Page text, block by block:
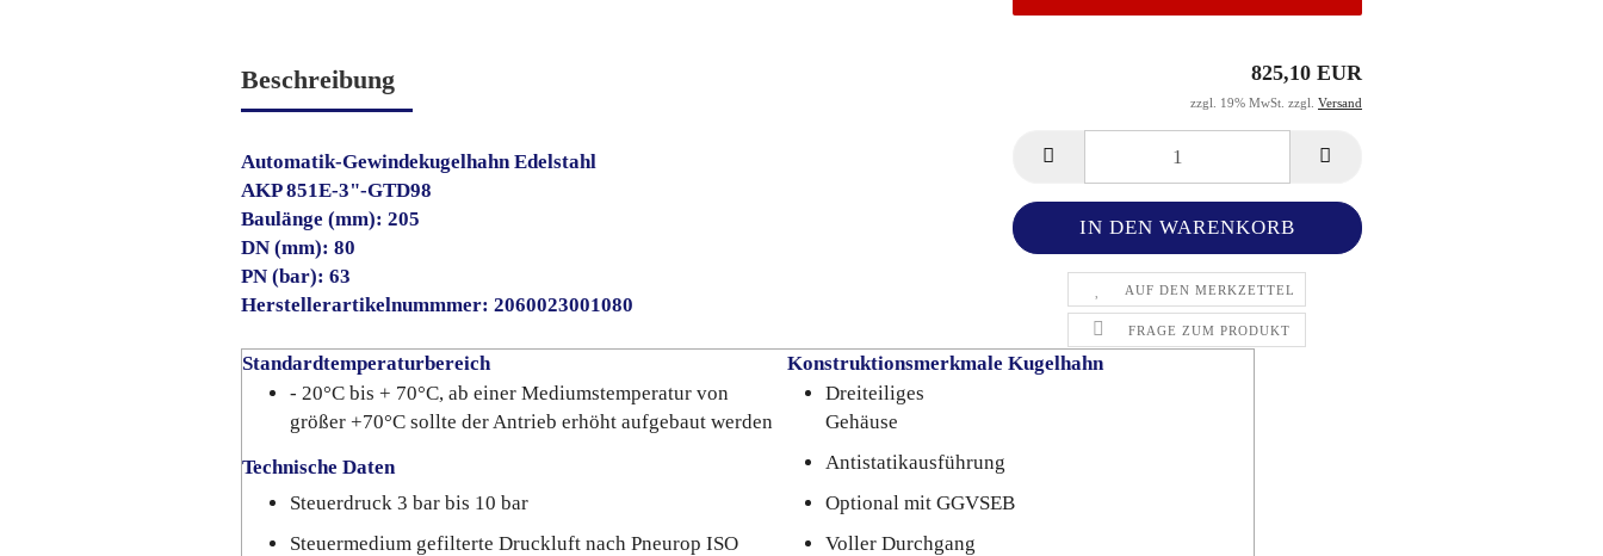
825,10 EUR
zzgl. 19% MwSt. zzgl. Versand
AUF DEN MERKZETTEL
FRAGE ZUM PRODUKT
Beschreibung
Automatik-Gewindekugelhahn Edelstahl
AKP 851E-3"-GTD98
Baulänge (mm): 205
DN (mm): 80
PN (bar): 63
Herstellerartikelnummmer: 2060023001080
Standardtemperaturbereich
Konstruktionsmerkmale Kugelhahn
- 20°C bis + 70°C, ab einer Mediumstemperatur von
größer +70°C sollte der Antrieb erhöht aufgebaut werden
Dreiteiliges
Gehäuse
Technische Daten
Antistatikausführung
Steuerdruck 3 bar bis 10 bar
Optional mit GGVSEB
Steuermedium gefilterte Druckluft nach Pneurop ISO
Voller Durchgang